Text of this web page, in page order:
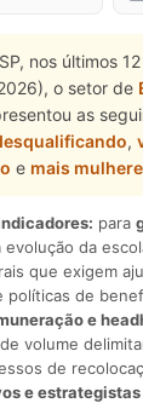
nos últimos
o setor de
as
,
e mais
para
evolução da
que exigem
políticas de
e
volume
de
e